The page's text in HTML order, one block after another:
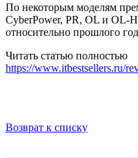
По некоторым моделям
CyberPower, PR, OL и OL-
относительно прошлого
Читать статью полностью
https://www.itbestsellers.ru/
Возврат к списку